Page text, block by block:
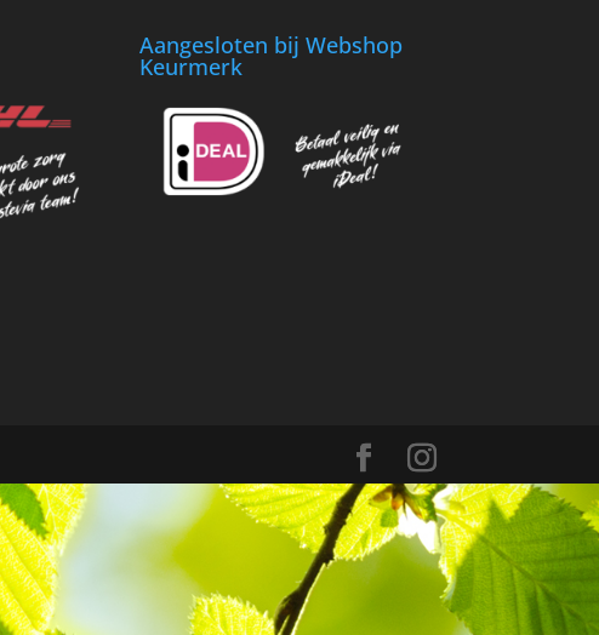
Aangesloten bij Webshop
Keurmerk